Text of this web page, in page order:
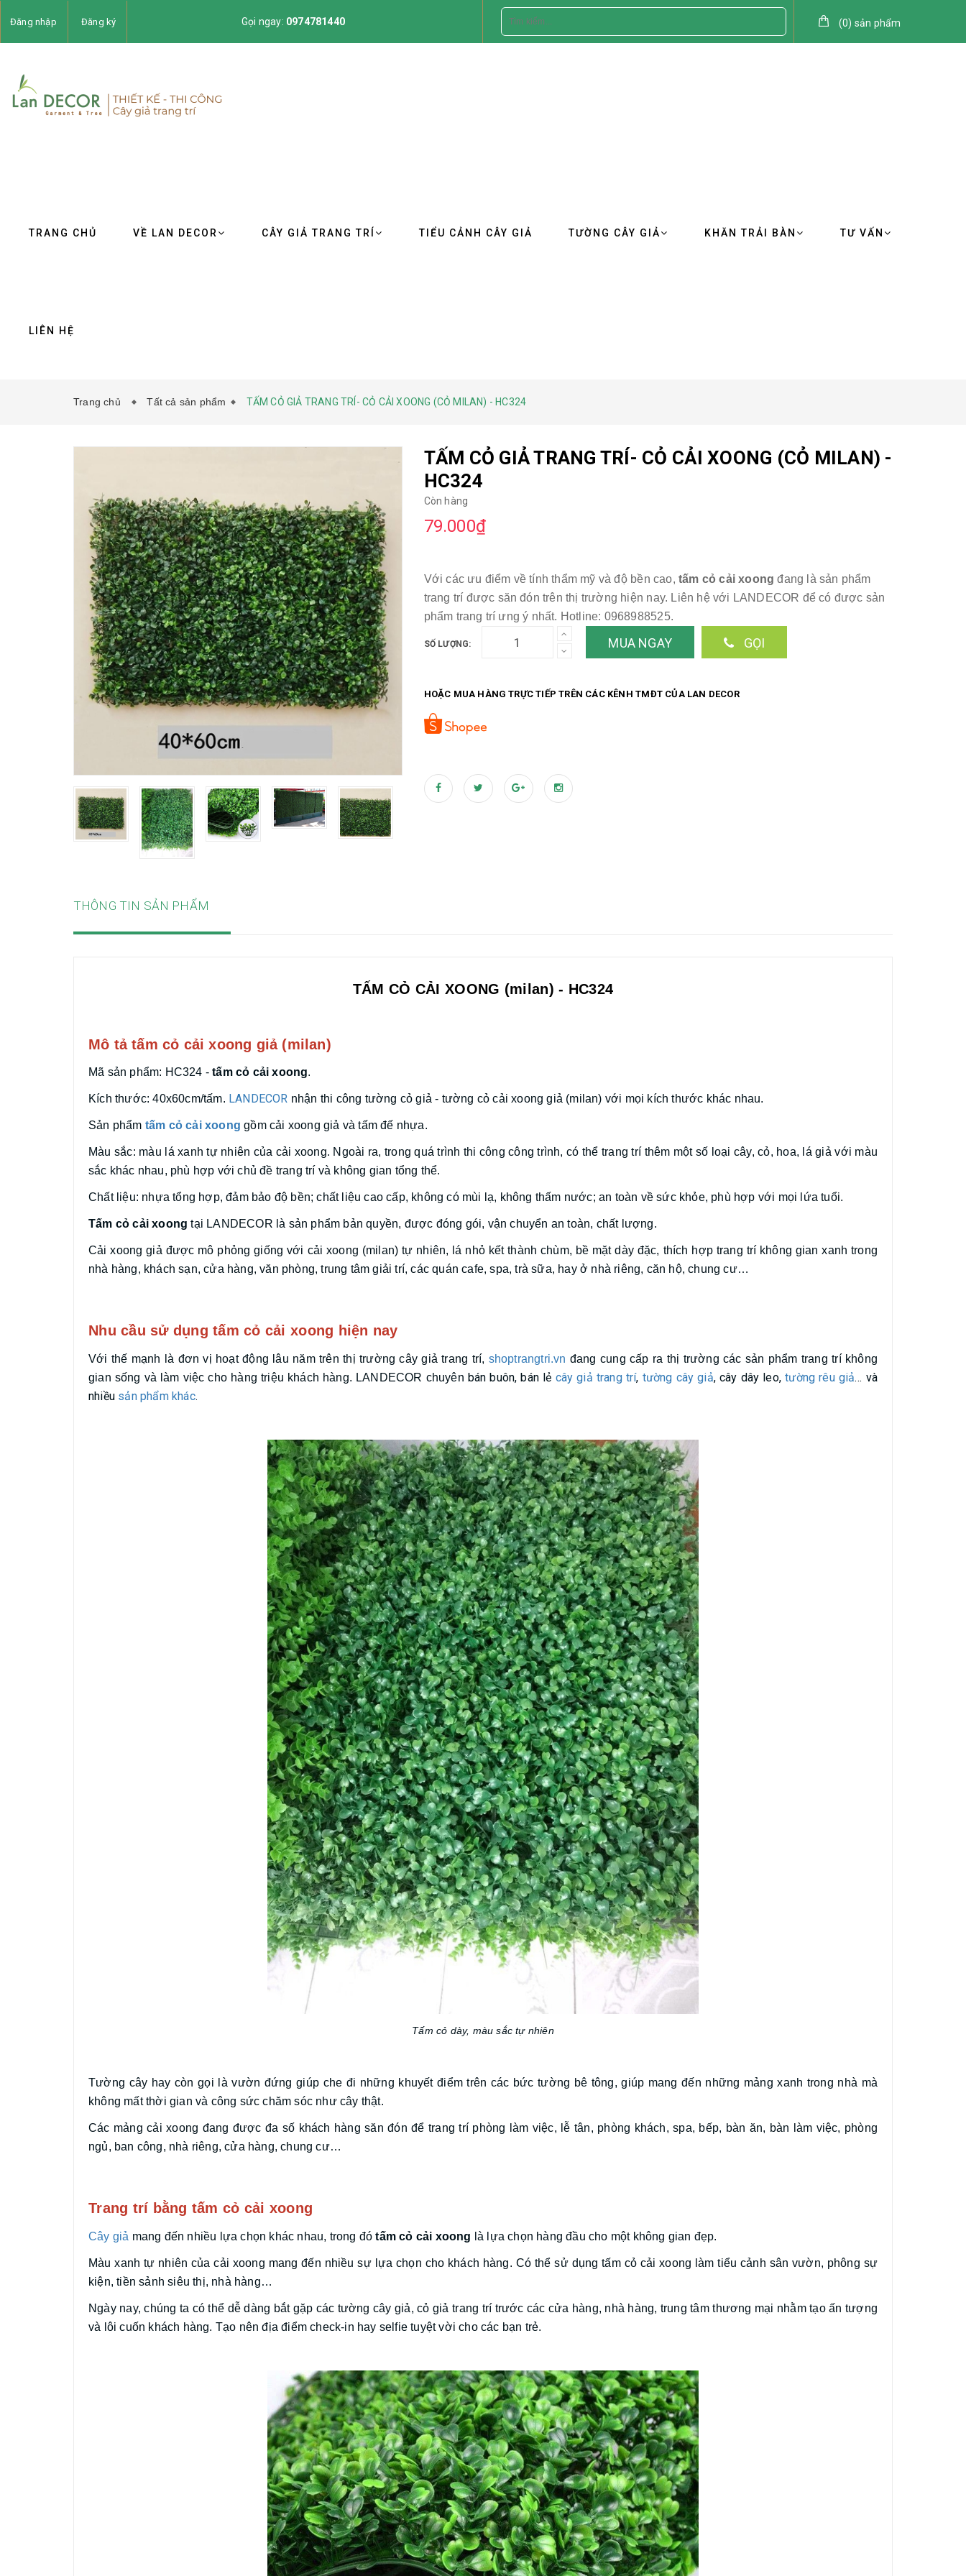
Đăng nhập Đăng ký Gọi ngay: 0974781440 (0) sản phẩm
TRANG CHỦ VỀ LAN DECOR CÂY GIẢ TRANG TRÍ TIỂU CẢNH CÂY GIẢ TƯỜNG CÂY GIẢ KHĂN TRẢI BÀN TƯ VẤN
LIÊN HỆ
Trang chủ Tất cả sản phẩm TẤM CỎ GIẢ TRANG TRÍ- CỎ CẢI XOONG (CỎ MILAN) - HC324
TẤM CỎ GIẢ TRANG TRÍ- CỎ CẢI XOONG (CỎ MILAN) -
HC324
Còn hàng
79.000₫
Với các ưu điểm về tính thẩm mỹ và độ bền cao, tấm cỏ cải xoongđang là sản phẩm
trang trí được săn đón trên thị trường hiện nay. Liên hệ với LANDECOR để có được sản
phẩm trang trí ưng ý nhất. Hotline: 0968988525.
SỐ LƯỢNG: MUA NGAY GỌI
HOẶC MUA HÀNG TRỰC TIẾP TRÊN CÁC KÊNH TMĐT CỦA LAN DECOR
THÔNG TIN SẢN PHẨM
TẤM CỎ CẢI XOONG (milan) - HC324
Mô tả tấm cỏ cải xoong giả (milan)
Mã sản phẩm: HC324 -tấm cỏ cải xoong.
Kích thước: 40x60cm/tấm. LANDECOR nhận thi công tường cỏ giả - tường cỏ cải xoong giả (milan) với mọi kích thước khác nhau.
Sản phẩm tấm cỏ cải xoong gồm cải xoong giả và tấm đế nhựa.
Màu sắc: màu lá xanh tự nhiên của cải xoong. Ngoài ra, trong quá trình thi công công trình, có thể trang trí thêm một số loại cây, cỏ, hoa, lá giả với màu
sắc khác nhau, phù hợp với chủ đề trang trí và không gian tổng thể.
Chất liệu: nhựa tổng hợp, đảm bảo độ bền; chất liệu cao cấp, không có mùi lạ, không thấm nước; an toàn về sức khỏe, phù hợp với mọi lứa tuổi.
Tấm cỏ cải xoongtại LANDECOR là sản phẩm bản quyền, được đóng gói, vận chuyển an toàn, chất lượng.
Cải xoong giả được mô phỏng giống với cải xoong (milan) tự nhiên, lá nhỏ kết thành chùm, bề mặt dày đặc, thích hợp trang trí không gian xanh trong
nhà hàng, khách sạn, cửa hàng, văn phòng, trung tâm giải trí, các quán cafe, spa, trà sữa, hay ở nhà riêng, căn hộ, chung cư…
Nhu cầu sử dụng tấm cỏ cải xoong hiện nay
Với thế mạnh là đơn vị hoạt động lâu năm trên thị trường cây giả trang trí, shoptrangtri.vn đang cung cấp ra thị trường các sản phẩm trang trí không
gian sống và làm việc cho hàng triệu khách hàng. LANDECOR chuyên bán buôn, bán lẻ cây giả trang trí, tường cây giả, cây dây leo,tường rêu giả… và
nhiều sản phẩm khác.
Tấm cỏ dày, màu sắc tự nhiên
Tường cây hay còn gọi là vườn đứng giúp che đi những khuyết điểm trên các bức tường bê tông, giúp mang đến những mảng xanh trong nhà mà
không mất thời gian và công sức chăm sóc như cây thật.
Các mảng cải xoong đang được đa số khách hàng săn đón để trang trí phòng làm việc, lễ tân, phòng khách, spa, bếp, bàn ăn, bàn làm việc, phòng
ngủ, ban công, nhà riêng, cửa hàng, chung cư…
Trang trí bằng tấm cỏ cải xoong
Cây giả mang đến nhiều lựa chọn khác nhau, trong đótấm cỏ cải xoong là lựa chọn hàng đầu cho một không gian đẹp.
Màu xanh tự nhiên của cải xoong mang đến nhiều sự lựa chọn cho khách hàng. Có thể sử dụng tấm cỏ cải xoong làm tiểu cảnh sân vườn, phông sự
kiện, tiền sảnh siêu thị, nhà hàng…
Ngày nay, chúng ta có thể dễ dàng bắt gặp các tường cây giả, cỏ giả trang trí trước các cửa hàng, nhà hàng, trung tâm thương mại nhằm tạo ấn tượng
và lôi cuốn khách hàng. Tạo nên địa điểm check-in hay selfie tuyệt vời cho các bạn trẻ.